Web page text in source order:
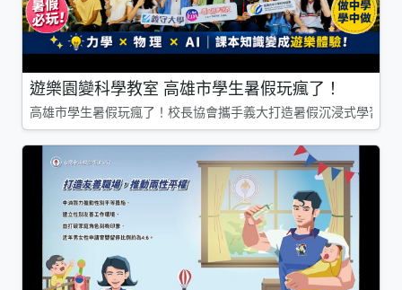
遊樂園變科學教室 高雄市學生暑假玩瘋了！
高雄市學生暑假玩瘋了！校長協會攜手義大打造暑假沉浸式學習基